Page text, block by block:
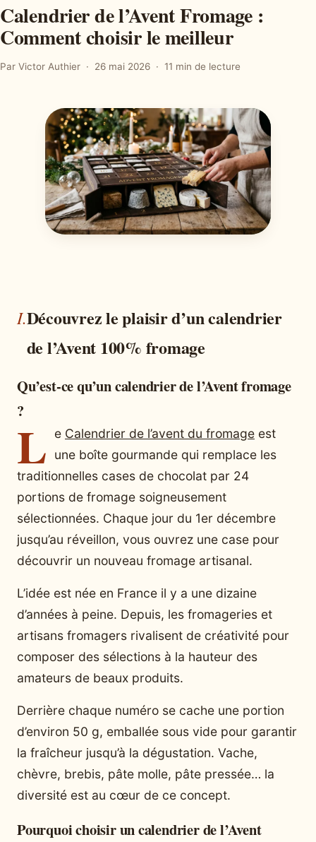
Calendrier de l’Avent Fromage :
Comment choisir le meilleur
Par Victor Authier 26 mai 2026 11 min de lecture
Découvrez le plaisir d’un calendrier
de l’Avent 100% fromage
Qu’est-ce qu’un calendrier de l’Avent fromage
?
L e Calendrier de l’avent du fromage est
une boîte gourmande qui remplace les
traditionnelles cases de chocolat par 24
portions de fromage soigneusement
sélectionnées. Chaque jour du 1er décembre
jusqu’au réveillon, vous ouvrez une case pour
découvrir un nouveau fromage artisanal.
L’idée est née en France il y a une dizaine
d’années à peine. Depuis, les fromageries et
artisans fromagers rivalisent de créativité pour
composer des sélections à la hauteur des
amateurs de beaux produits.
Derrière chaque numéro se cache une portion
d’environ 50 g, emballée sous vide pour garantir
la fraîcheur jusqu’à la dégustation. Vache,
chèvre, brebis, pâte molle, pâte pressée… la
diversité est au cœur de ce concept.
Pourquoi choisir un calendrier de l’Avent